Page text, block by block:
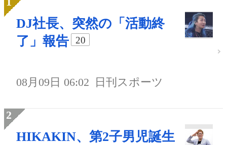
DJ社長、突然の「活動終
了」報告
20
08月09日 06:02 日刊スポーツ
HIKAKIN、第2子男児誕生